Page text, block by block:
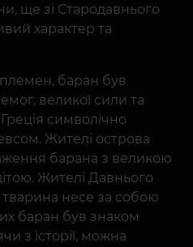
ще зі Стародавнього
характер та
племен, баран був
великої сили та
символічно
Жителі острова
барана з великою
Жителі Давнього
несе за собою
баран був знаком
з історії, можна